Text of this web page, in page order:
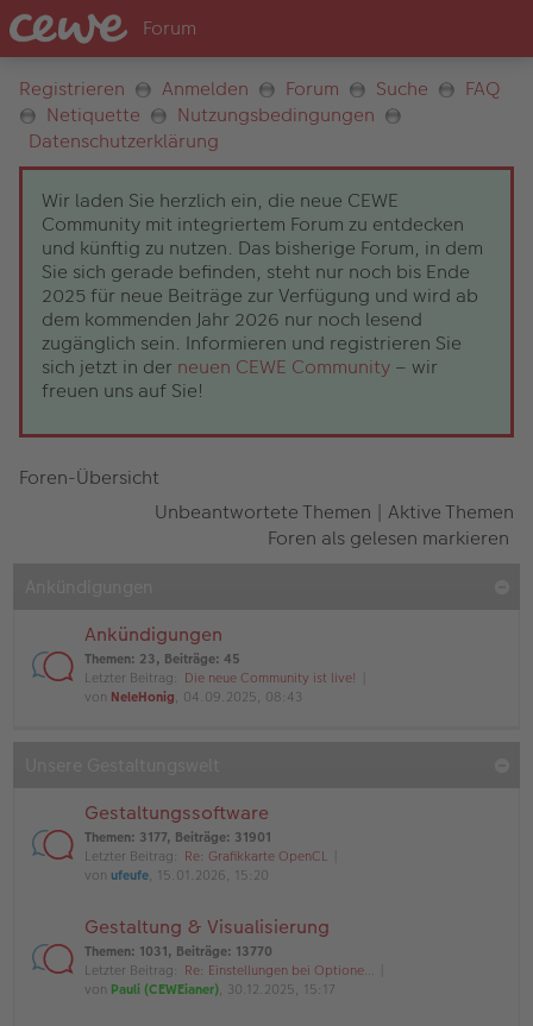
Registrieren Anmelden Forum Suche
FAQ
Netiquette
Nutzungsbedingungen
Datenschutzerklärung
Wir laden Sie herzlich ein, die neue CEWE
Community mit integriertem Forum zu entdecken
und künftig zu nutzen. Das bisherige Forum, in dem
Sie sich gerade befinden, steht nur noch bis Ende
2025 für neue Beiträge zur Verfügung und wird ab
dem kommenden Jahr 2026 nur noch lesend
zugänglich sein. Informieren und registrieren Sie
sich jetzt in der neuen CEWE Community – wir
freuen uns auf Sie!
Foren-Übersicht
Unbeantwortete Themen | Aktive Themen
Foren als gelesen markieren
Ankündigungen
Themen: 23, Beiträge: 45
Letzter Beitrag: Die neue Community ist live!
von NeleHonig, 04.09.2025, 08:43
Gestaltungssoftware
Themen: 3177, Beiträge: 31901
Letzter Beitrag: Re: Grafikkarte OpenCL
von ufeufe, 15.01.2026, 15:20
Gestaltung & Visualisierung
Themen: 1031, Beiträge: 13770
Letzter Beitrag: Re: Einstellungen bei Optione…
von Pauli (CEWEianer), 30.12.2025, 15:17